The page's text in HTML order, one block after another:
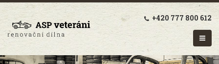
+420 777 800 612